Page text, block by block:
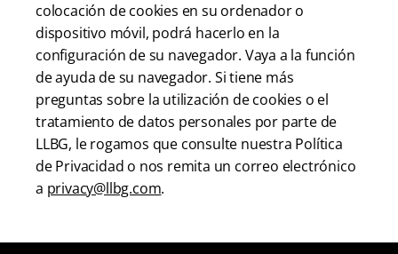
colocación de cookies en su ordenador o
dispositivo móvil, podrá hacerlo en la
configuración de su navegador. Vaya a la función
de ayuda de su navegador. Si tiene más
preguntas sobre la utilización de cookies o el
tratamiento de datos personales por parte de
LLBG, le rogamos que consulte nuestra Política
de Privacidad o nos remita un correo electrónico
a privacy@llbg.com.